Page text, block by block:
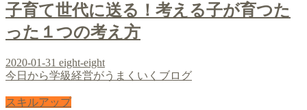
子育て世代に送る！考える子が育つた
った１つの考え方
2020-01-31 eight-eight
今日から学級経営がうまくいくブログ
スキルアップ